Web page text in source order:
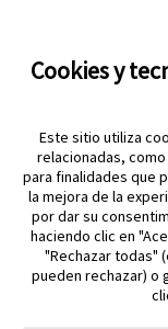
CONTÁCTANOS
Cookies y
Este sitio utiliza
relacionadas,
para finalidades que
la mejora de la
por dar su
haciendo clic en
"Rechazar todas"
pueden rechazar) o